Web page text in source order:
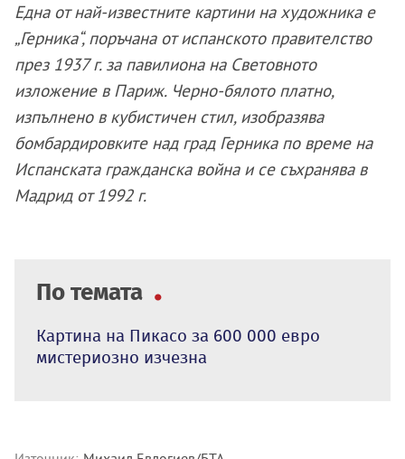
Eдна от най-известните картини на художника е
„Герника“, поръчана от испанското правителство
през 1937 г. за павилиона на Световното
изложение в Париж. Черно-бялото платно,
изпълнено в кубистичен стил, изобразява
бомбардировките над град Герника по време на
Испанската гражданска война и се съхранява в
Мадрид от 1992 г.
По темата
Картина на Пикасо за 600 000 евро
мистериозно изчезна